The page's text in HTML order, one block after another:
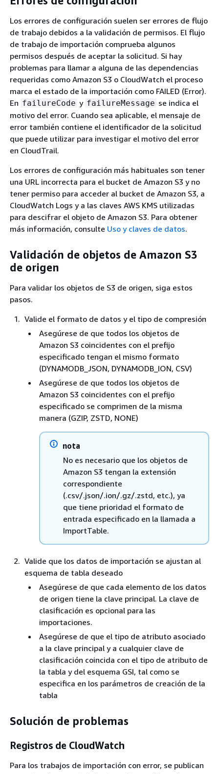
Los errores de configuración suelen ser errores de flujo
de trabajo debidos a la validación de permisos. El flujo
de trabajo de importación comprueba algunos
permisos después de aceptar la solicitud. Si hay
problemas para llamar a alguna de las dependencias
requeridas como Amazon S3 o CloudWatch el proceso
marca el estado de la importación como FAILED (Error).
En failureCode y failureMessage se indica el
motivo del error. Cuando sea aplicable, el mensaje de
error también contiene el identificador de la solicitud
que puede utilizar para investigar el motivo del error
en CloudTrail.
Los errores de configuración más habituales son tener
una URL incorrecta para el bucket de Amazon S3 y no
tener permiso para acceder al bucket de Amazon S3, a
CloudWatch Logs y a las claves AWS KMS utilizadas
para descifrar el objeto de Amazon S3. Para obtener
más información, consulte Uso y claves de datos.
Validación de objetos de Amazon S3
de origen
Para validar los objetos de S3 de origen, siga estos
pasos.
Valide el formato de datos y el tipo de compresión
Asegúrese de que todos los objetos de
Amazon S3 coincidentes con el prefijo
especificado tengan el mismo formato
(DYNAMODB_JSON, DYNAMODB_ION, CSV)
Asegúrese de que todos los objetos de
Amazon S3 coincidentes con el prefijo
especificado se comprimen de la misma
manera (GZIP, ZSTD, NONE)
nota
No es necesario que los objetos de
Amazon S3 tengan la extensión
correspondiente
(.csv/.json/.ion/.gz/.zstd, etc.), ya
que tiene prioridad el formato de
entrada especificado en la llamada a
ImportTable.
Valide que los datos de importación se ajustan al
esquema de tabla deseado
Asegúrese de que cada elemento de los datos
de origen tiene la clave principal. La clave de
clasificación es opcional para las
importaciones.
Asegúrese de que el tipo de atributo asociado
a la clave principal y a cualquier clave de
clasificación coincida con el tipo de atributo de
la tabla y del esquema GSI, tal como se
especifica en los parámetros de creación de la
tabla
Solución de problemas
Registros de CloudWatch
Para los trabajos de importación con error, se publican